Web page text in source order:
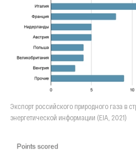
Экспорт российского природного газа в
энергетической информации (EIA, 2021)